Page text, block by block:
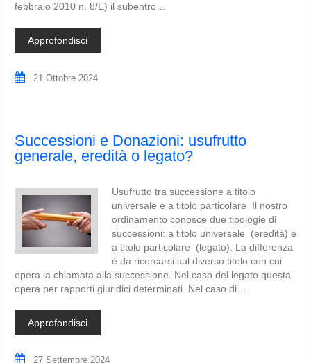
febbraio 2010 n. 8/E) il subentro…
Approfondisci
21 Ottobre 2024
Successioni e Donazioni: usufrutto
generale, eredità o legato?
Usufrutto tra successione a titolo
universale e a titolo particolare Il nostro
ordinamento conosce due tipologie di
successioni: a titolo universale (eredità) e
a titolo particolare (legato). La differenza
è da ricercarsi sul diverso titolo con cui
opera la chiamata alla successione. Nel caso del legato questa
opera per rapporti giuridici determinati. Nel caso di…
Approfondisci
27 Settembre 2024